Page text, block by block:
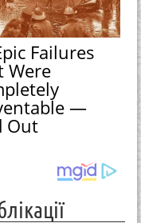
Failures
Were
—
Out